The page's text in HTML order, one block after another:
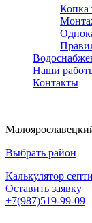
Копка
Наши
Контакты
Выбрать район
Калькулятор
Оставить заявку
+7(987)519-99-09